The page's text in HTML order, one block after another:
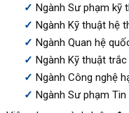
Ngành Sư phạm kỹ
Ngành Kỹ thuật hệ
Ngành Quan hệ
Ngành Kỹ thuật
Ngành Công nghệ
Ngành Sư phạm